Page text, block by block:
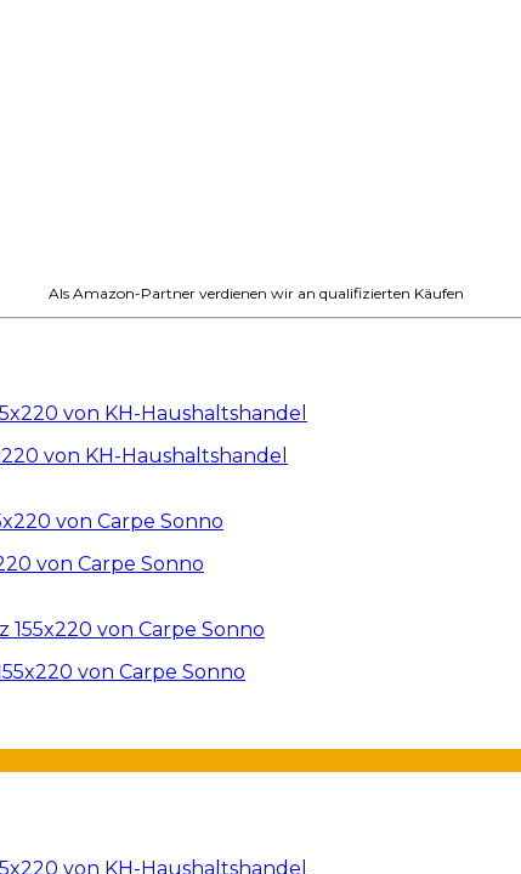
Als Amazon-Partner verdienen wir an qualifizierten Käufen
von KH-Haushaltshandel
von Carpe Sonno
von Carpe Sonno